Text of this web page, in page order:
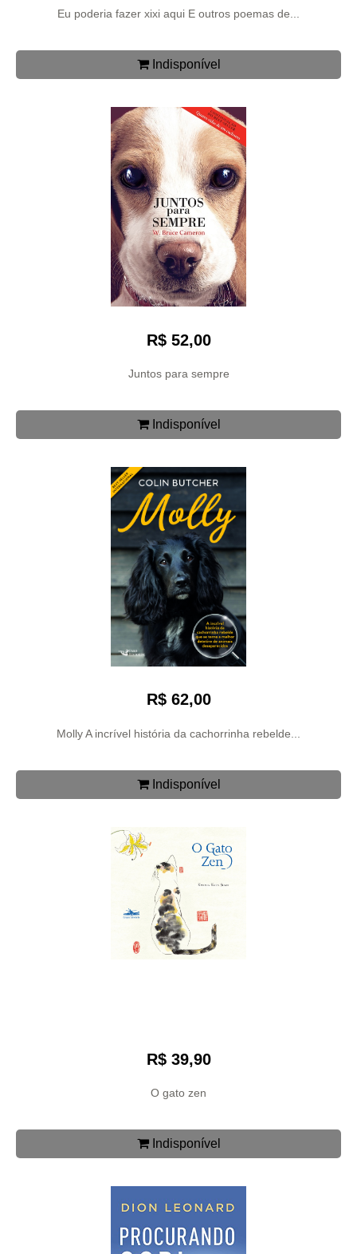
Eu poderia fazer xixi aqui E outros poemas de...
Indisponível
R$ 52,00
Juntos para sempre
Indisponível
R$ 62,00
Molly A incrível história da cachorrinha rebelde...
Indisponível
R$ 39,90
O gato zen
Indisponível